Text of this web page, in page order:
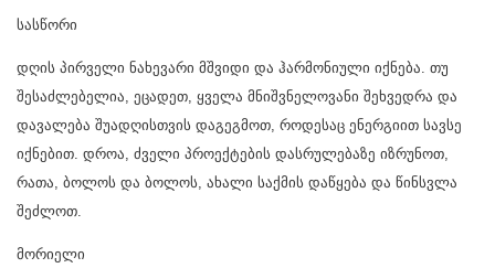
სასწორი
დღის პირველი ნახევარი მშვიდი და ჰარმონიული იქნება. თუ
შესაძლებელია, ეცადეთ, ყველა მნიშვნელოვანი შეხვედრა და
დავალება შუადღისთვის დაგეგმოთ, როდესაც ენერგიით სავსე
იქნებით. დროა, ძველი პროექტების დასრულებაზე იზრუნოთ,
რათა, ბოლოს და ბოლოს, ახალი საქმის დაწყება და წინსვლა
შეძლოთ.
მორიელი